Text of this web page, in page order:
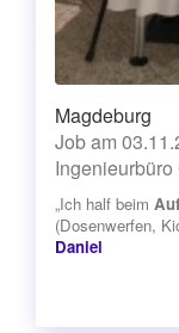
Magdeburg
Job am
Ingenieurbüro
„Ich half beim
(Dosenwerfen,
Daniel